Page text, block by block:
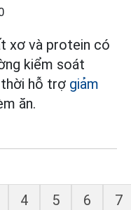
xơ và protein có
kiểm soát
hỗ trợ giảm
ăn.
4 5 6 7